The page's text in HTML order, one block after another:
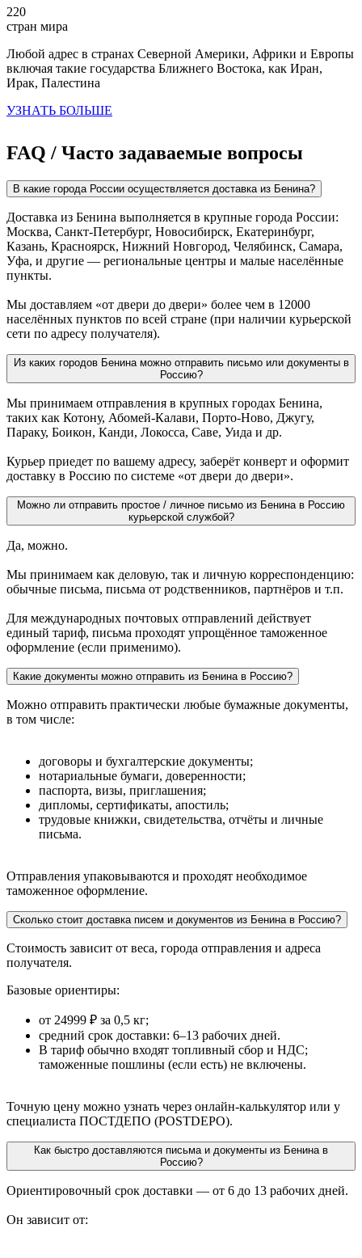
220
стран мира
Любой адрес в странах Северной Америки, Африки и Европы
включая такие государства Ближнего Востока, как Иран,
Ирак, Палестина
УЗНАТЬ БОЛЬШЕ
FAQ / Часто задаваемые вопросы
В какие города России осуществляется доставка из Бенина?
Доставка из Бенина выполняется в крупные города России:
Москва, Санкт-Петербург, Новосибирск, Екатеринбург,
Казань, Красноярск, Нижний Новгород, Челябинск, Самара,
Уфа, и другие — региональные центры и малые населённые
пункты.
Мы доставляем «от двери до двери» более чем в 12000
населённых пунктов по всей стране (при наличии курьерской
сети по адресу получателя).
Из каких городов Бенина можно отправить письмо или документы в
Россию?
Мы принимаем отправления в крупных городах Бенина,
таких как Котону, Абомей-Калави, Порто-Ново, Джугу,
Параку, Боикон, Канди, Локосса, Саве, Уида и др.
Курьер приедет по вашему адресу, заберёт конверт и оформит
доставку в Россию по системе «от двери до двери».
Можно ли отправить простое / личное письмо из Бенина в Россию
курьерской службой?
Да, можно.
Мы принимаем как деловую, так и личную корреспонденцию:
обычные письма, письма от родственников, партнёров и т.п.
Для международных почтовых отправлений действует
единый тариф, письма проходят упрощённое таможенное
оформление (если применимо).
Какие документы можно отправить из Бенина в Россию?
Можно отправить практически любые бумажные документы,
в том числе:
договоры и бухгалтерские документы;
нотариальные бумаги, доверенности;
паспорта, визы, приглашения;
дипломы, сертификаты, апостиль;
трудовые книжки, свидетельства, отчёты и личные
письма.
Отправления упаковываются и проходят необходимое
таможенное оформление.
Сколько стоит доставка писем и документов из Бенина в Россию?
Стоимость зависит от веса, города отправления и адреса
получателя.
Базовые ориентиры:
от 24999 ₽ за 0,5 кг;
средний срок доставки: 6–13 рабочих дней.
В тариф обычно входят топливный сбор и НДС;
таможенные пошлины (если есть) не включены.
Точную цену можно узнать через онлайн-калькулятор или у
специалиста ПОСТДЕПО (POSTDEPO).
Как быстро доставляются письма и документы из Бенина в
Россию?
Ориентировочный срок доставки — от 6 до 13 рабочих дней.
Он зависит от: